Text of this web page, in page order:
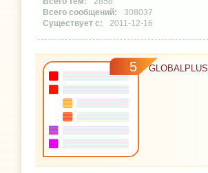
308037
2011-12-16
5 GLOBALPLUS